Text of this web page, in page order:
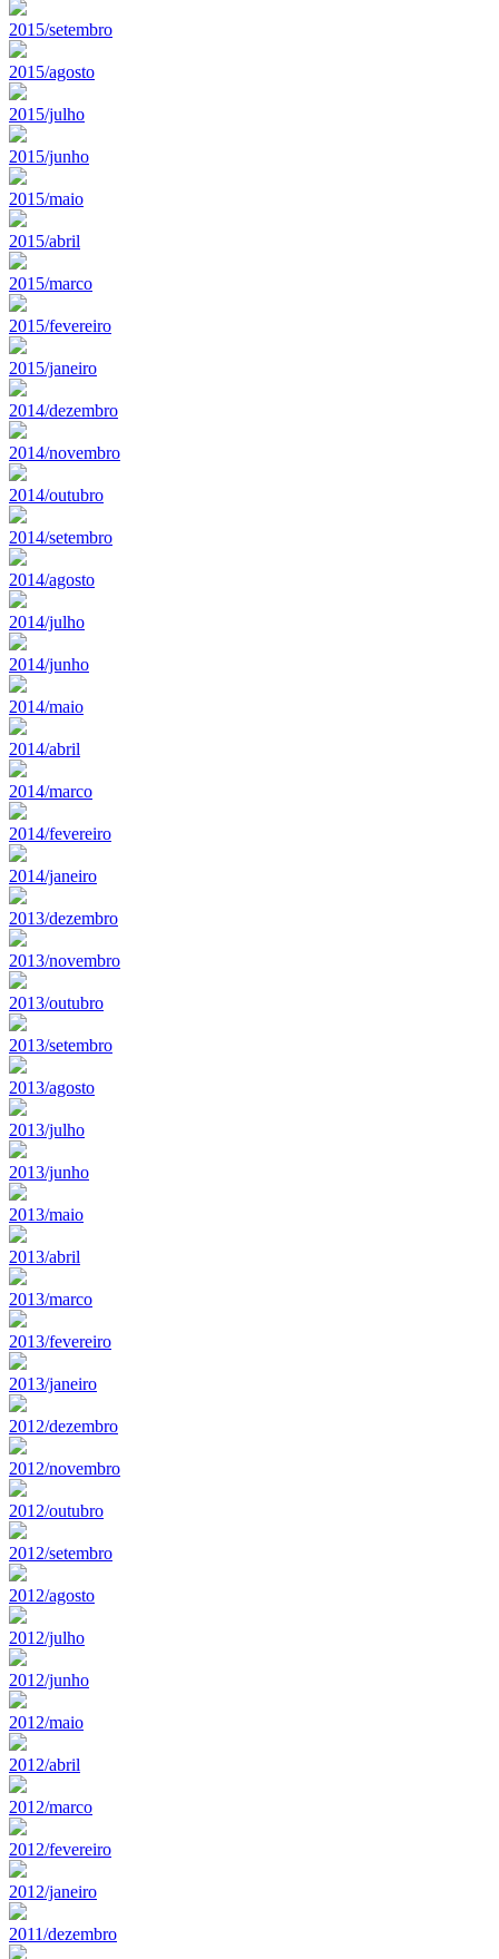
2015/setembro
2015/agosto
2015/julho
2015/junho
2015/maio
2015/abril
2015/marco
2015/fevereiro
2015/janeiro
2014/dezembro
2014/novembro
2014/outubro
2014/setembro
2014/agosto
2014/julho
2014/junho
2014/maio
2014/abril
2014/marco
2014/fevereiro
2014/janeiro
2013/dezembro
2013/novembro
2013/outubro
2013/setembro
2013/agosto
2013/julho
2013/junho
2013/maio
2013/abril
2013/marco
2013/fevereiro
2013/janeiro
2012/dezembro
2012/novembro
2012/outubro
2012/setembro
2012/agosto
2012/julho
2012/junho
2012/maio
2012/abril
2012/marco
2012/fevereiro
2012/janeiro
2011/dezembro